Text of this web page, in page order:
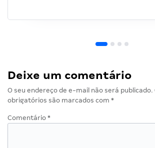
Deixe um comentário
O seu endereço de e-mail não será publicado.
obrigatórios são marcados com *
Comentário *